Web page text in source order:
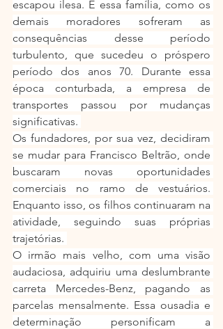
escapou ilesa. E essa família, como os
demais moradores sofreram as
consequências desse período
turbulento, que sucedeu o próspero
período dos anos 70. Durante essa
época conturbada, a empresa de
transportes passou por mudanças
significativas.
Os fundadores, por sua vez, decidiram
se mudar para Francisco Beltrão, onde
buscaram novas oportunidades
comerciais no ramo de vestuários.
Enquanto isso, os filhos continuaram na
atividade, seguindo suas próprias
trajetórias.
O irmão mais velho, com uma visão
audaciosa, adquiriu uma deslumbrante
carreta Mercedes-Benz, pagando as
parcelas mensalmente. Essa ousadia e
determinação personificam a